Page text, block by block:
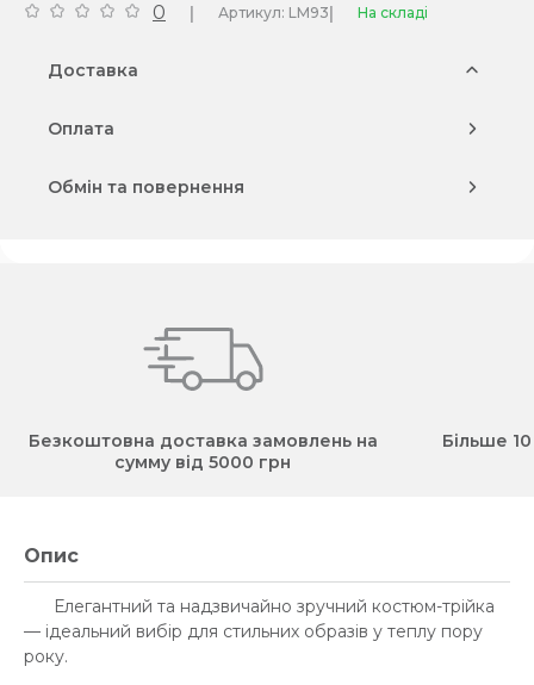
0 | Артикул: LM93| На складі
Доставка
Оплата
Обмін та повернення
Безкоштовна доставка замовлень на
сумму від 5000 грн
Більше
Опис
Елегантний та надзвичайно зручний костюм-трійка
— ідеальний вибір для стильних образів у теплу пору
року.